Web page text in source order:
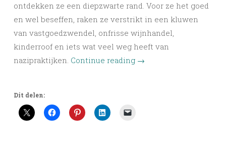
ontdekken ze een diepzwarte rand. Voor ze het goed
en wel beseffen, raken ze verstrikt in een kluwen
van vastgoedzwendel, onfrisse wijnhandel,
kinderroof en iets wat veel weg heeft van
nazipraktijken. Continue reading →
Dit delen: